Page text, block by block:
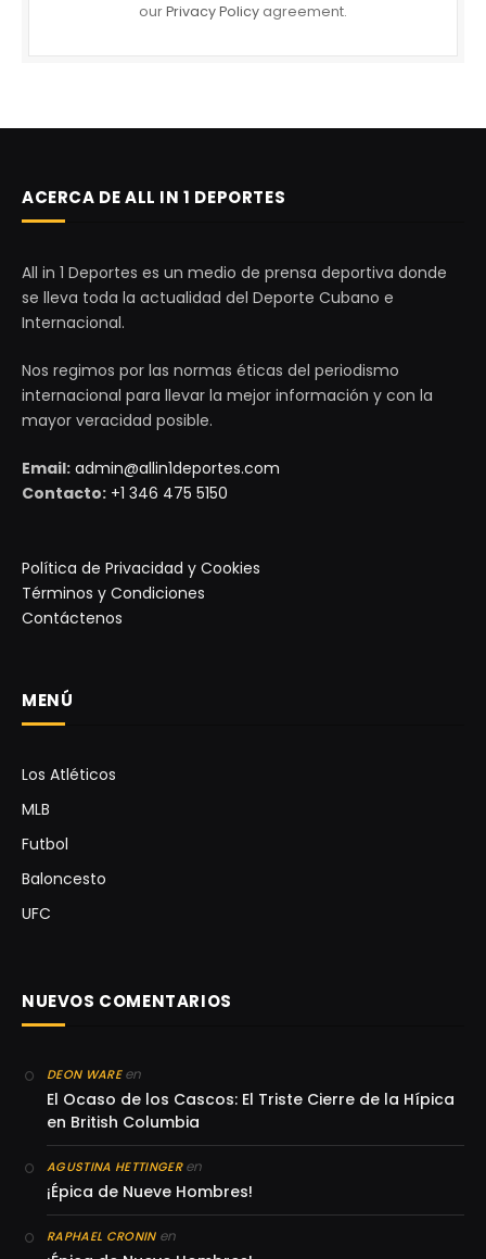
ourPrivacy Policy agreement.
ACERCA DE ALL IN 1 DEPORTES
All in 1 Deportes es un medio de prensa deportiva donde
se lleva toda la actualidad del Deporte Cubano e
Internacional.
Nos regimos por las normas éticas del periodismo
internacional para llevar la mejor información y con la
mayor veracidad posible.
Email: admin@allin1deportes.com
Contacto: +1 346 475 5150
Política de Privacidad y Cookies
Términos y Condiciones
Contáctenos
MENÚ
Los Atléticos
MLB
Futbol
Baloncesto
UFC
NUEVOS COMENTARIOS
DEON WAREen
El Ocaso de los Cascos: El Triste Cierre de la Hípica
en British Columbia
AGUSTINA HETTINGERen
¡Épica de Nueve Hombres!
RAPHAEL CRONINen